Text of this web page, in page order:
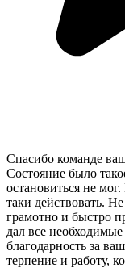
Спасибо команде
Состояние было
остановиться не
таки действовать.
грамотно и быстро
дал все
благодарность за
терпение и работу,